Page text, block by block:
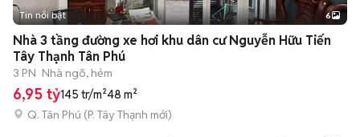
+2
Tin nổi bật 6
Nhà 3 tầng đường xe hơi khu dân cư Nguyễn Hữu Tiến
Tây Thạnh Tân Phú
3 PN Nhà ngõ, hẻm
6,95 tỷ145 tr/m²48 m²
Q. Tân Phú (P. Tây Thạnh mới)